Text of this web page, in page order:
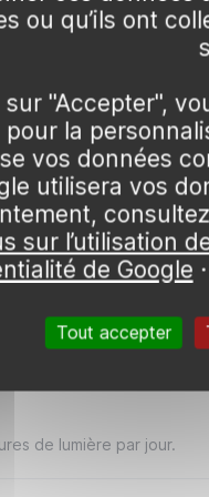
par jour
et riche en matière
COMMENT
▶
avec soin !
de lumière par jour.
ou qu’ils ont
"Accepter",
la
vos données
utilisera vos
sur l’utilisation
de Google ·
Tout accepter